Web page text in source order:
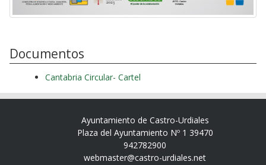
Documentos
Cantabria Circular- Cartel
Ayuntamiento de Castro-Urdiales
Plaza del Ayuntamiento Nº 1 39470
942782900
webmaster@castro-urdiales.net